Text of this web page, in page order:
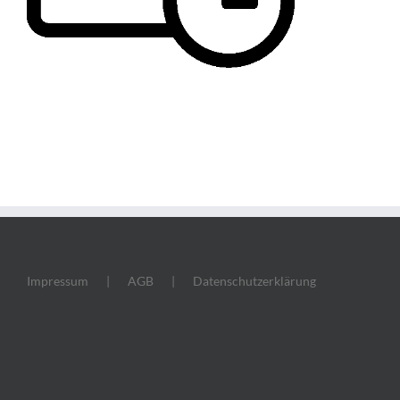
Impressum AGB Datenschutzerklärung